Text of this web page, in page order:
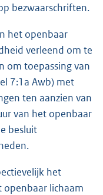
bezwaarschriften.
het openbaar
verleend om te
om toepassing van
7:1a Awb) met
ten aanzien van
van het openbaar
besluit
het
openbaar lichaam